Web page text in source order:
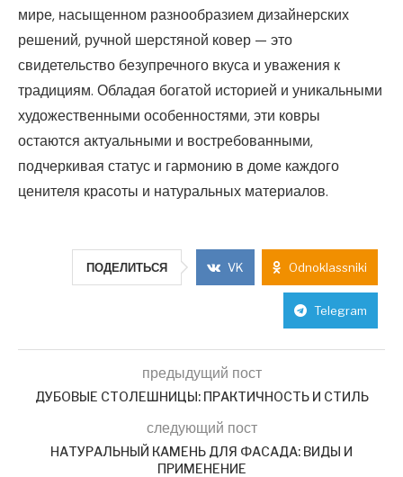
мире, насыщенном разнообразием дизайнерских
решений, ручной шерстяной ковер — это
свидетельство безупречного вкуса и уважения к
традициям. Обладая богатой историей и уникальными
художественными особенностями, эти ковры
остаются актуальными и востребованными,
подчеркивая статус и гармонию в доме каждого
ценителя красоты и натуральных материалов.
ПОДЕЛИТЬСЯ VK Odnoklassniki
Telegram
предыдущий пост
ДУБОВЫЕ СТОЛЕШНИЦЫ: ПРАКТИЧНОСТЬ И СТИЛЬ
следующий пост
НАТУРАЛЬНЫЙ КАМЕНЬ ДЛЯ ФАСАДА: ВИДЫ И
ПРИМЕНЕНИЕ